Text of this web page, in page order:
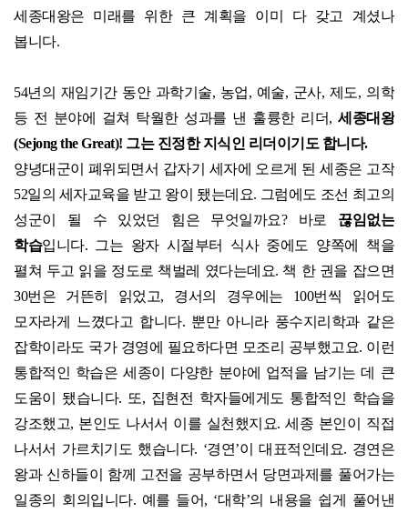
세종대왕은 미래를 위한 큰 계획을 이미 다 갖고 계셨나
봅니다.
54년의 재임기간 동안 과학기술, 농업, 예술, 군사, 제도, 의학
등 전 분야에 걸쳐 탁월한 성과를 낸 훌륭한 리더,세종대왕
(Sejong the Great)! 그는 진정한 지식인 리더이기도 합니다.
양녕대군이
폐위되면서 갑자기 세자에 오르게 된 세종은 고작
52일의 세자교육을 받고 왕이 됐는데요. 그럼에도 조선 최고의
성군이 될 수 있었던 힘은 무엇일까요? 바로 끊임없는
학습입니다. 그는 왕자 시절부터 식사 중에도 양쪽에 책을
펼쳐 두고 읽을 정도로 책벌레 였다는데요. 책 한 권을 잡으면
30번은 거뜬히 읽었고, 경서의 경우에는 100번씩 읽어도
모자라게 느꼈다고 합니다. 뿐만 아니라 풍수지리학과 같은
잡학이라도 국가 경영에 필요하다면 모조리 공부했고요. 이런
통합적인 학습은 세종이 다양한 분야에 업적을 남기는 데 큰
도움이 됐습니다. 또, 집현전 학자들에게도 통합적인 학습을
강조했고, 본인도 나서서 이를 실천했지요.세종 본인이 직접
나서서 가르치기도 했습니다. ‘경연’이 대표적인데요. 경연은
왕과 신하들이 함께 고전을 공부하면서 당면과제를 풀어가는
일종의 회의입니다. 예를 들어, ‘대학’의
내용을 쉽게 풀어낸